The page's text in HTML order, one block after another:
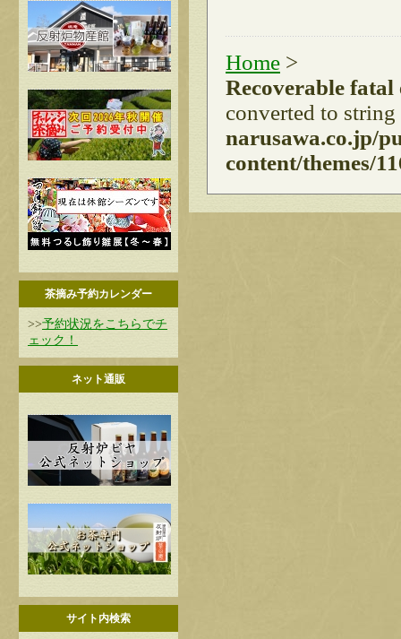
茶摘み予約カレンダー
>>予約状況をこちらでチ
ェック！
ネット通販
サイト内検索
Home >
Recoverable
converted to
narusawa.co.jp/
content/themes/